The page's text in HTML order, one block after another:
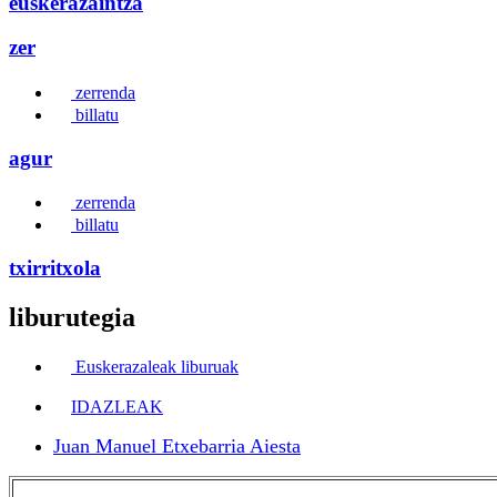
zer
zerrenda
billatu
agur
zerrenda
billatu
txirritxola
liburutegia
Euskerazaleak liburuak
IDAZLEAK
Juan Manuel Etxebarria Aiesta